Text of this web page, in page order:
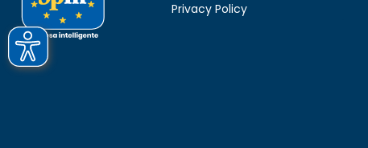
Privacy Policy